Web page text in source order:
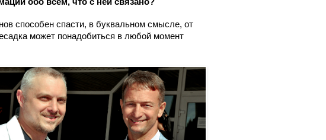
способен спасти, в буквальном смысле, от
может понадобиться в любой момент